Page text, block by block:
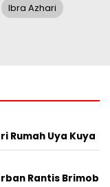
Ibra Azhari
Rumah Uya Kuya
Rantis Brimob